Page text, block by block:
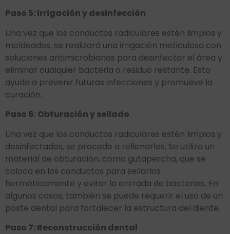
Paso 5: Irrigación y desinfección
Una vez que los conductos radiculares estén limpios y
moldeados, se realizará una irrigación meticulosa con
soluciones antimicrobianas para desinfectar el área y
eliminar cualquier bacteria o residuo restante. Esto
ayuda a prevenir futuras infecciones y promueve la
curación.
Paso 6: Obturación y sellado
Una vez que los conductos radiculares estén limpios y
desinfectados, se procede a rellenarlos. Se utiliza un
material de obturación, como gutapercha, que se
coloca en los conductos para sellarlos
herméticamente y evitar la entrada de bacterias. En
algunos casos, también se puede requerir el uso de un
poste dental para fortalecer la estructura del diente.
Paso 7: Reconstrucción dental